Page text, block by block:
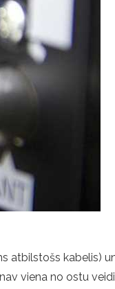
atbilstošs kabelis)
viena no ostu